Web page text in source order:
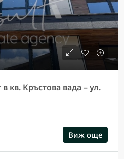
кв. Кръстова вада – ул.
Виж още